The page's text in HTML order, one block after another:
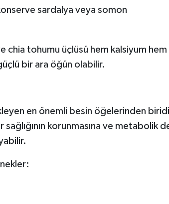
sardalya veya somon
chia tohumu üçlüsü hem kalsiyum
bir ara öğün olabilir.
en önemli besin öğelerinden
korunmasına ve metabolik